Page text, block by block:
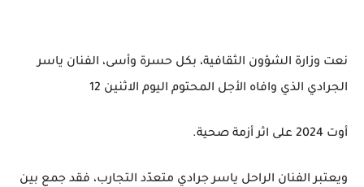
نعت وزارة الشؤون الثقافية، بكل حسرة وأسى، الفنان ياسر
الجرادي الذي وافاه الأجل المحتوم اليوم الاثنين 12
أوت 2024 على اثر أزمة صحية.
ويعتبر الفنان الراحل ياسر جرادي متعدّد التجارب، فقد جمع بين